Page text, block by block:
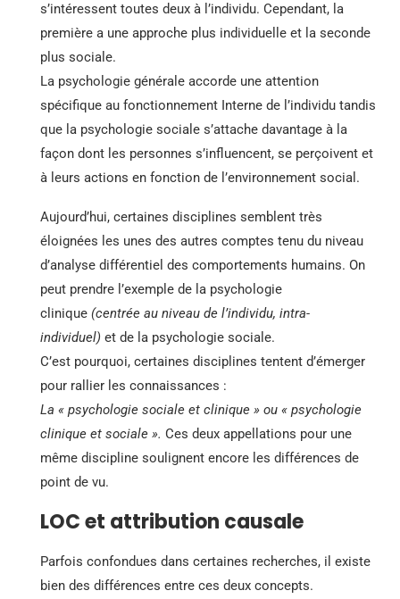
s’intéressent toutes deux à l’individu. Cependant, la
première a une approche plus individuelle et la seconde
plus sociale.
La psychologie générale accorde une attention
spécifique au fonctionnement Interne de l’individu tandis
que la psychologie sociale s’attache davantage à la
façon dont les personnes s’influencent, se perçoivent et
à leurs actions en fonction de l’environnement social.
Aujourd’hui, certaines disciplines semblent très
éloignées les unes des autres comptes tenu du niveau
d’analyse différentiel des comportements humains. On
peut prendre l’exemple de la psychologie
clinique (centrée au niveau de l’individu, intra-
individuel) et de la psychologie sociale.
C’est pourquoi, certaines disciplines tentent d’émerger
pour rallier les connaissances :
La « psychologie sociale et clinique » ou « psychologie
clinique et sociale ». Ces deux appellations pour une
même discipline soulignent encore les différences de
point de vu.
LOC et attribution causale
Parfois confondues dans certaines recherches, il existe
bien des différences entre ces deux concepts.